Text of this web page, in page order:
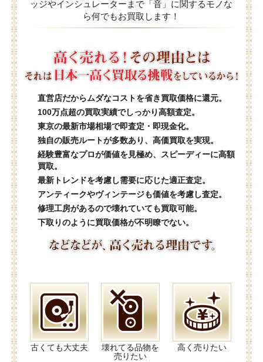
ッジやインシュレーターまで「音」に関するモノな
ら何でもお買取します！
直営店だからムダなコストを省き買取価格に還元。
100万点超の買取実績でしっかり高額査定。
東京の最新市場相場で即査定・即現金化。
独自の販売ルートが多数あり、高価買取を実現。
経験豊富なプロが価値を見極め、スピーディーに高額
買取。
最新トレンドを考慮し需要に応じた適正査定。
アンティークやヴィンテージも価値を考慮し査定。
修理工房があるので壊れていても買取可能。
下取りのように買取価格が不明瞭でない。
古くても大丈夫
壊れてる品物を
売りたい
高く売りたい